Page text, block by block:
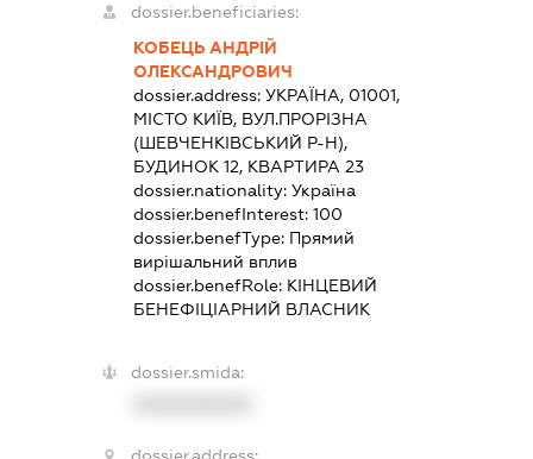
dossier.beneficiaries:
КОБЕЦЬ АНДРІЙ
ОЛЕКСАНДРОВИЧ
dossier.address: УКРАЇНА, 01001,
МІСТО КИЇВ, ВУЛ.ПРОРІЗНА
(ШЕВЧЕНКІВСЬКИЙ Р-Н),
БУДИНОК 12, КВАРТИРА 23
dossier.nationality: Україна
dossier.benefInterest: 100
dossier.benefType: Прямий
вирішальний вплив
dossier.benefRole: КІНЦЕВИЙ
БЕНЕФІЦІАРНИЙ ВЛАСНИК
dossier.smida: